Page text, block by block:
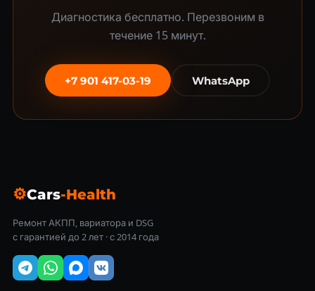
Диагностика бесплатно. Перезвоним в
течение 15 минут.
+7 901 417-03-19 WhatsApp
⚙Cars-Health
Ремонт АКПП, вариатора и DSG
с гарантией до 2 лет · с 2014 года